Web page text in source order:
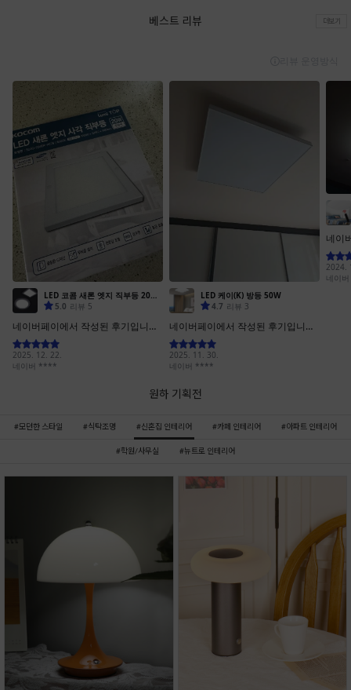
베스트 리뷰 더보기
원하 기획전
모던한 스타일 식탁조명 신혼집 인테리어 카페 인테리어 아파트 인테리어
학원/사무실 뉴트로 인테리어